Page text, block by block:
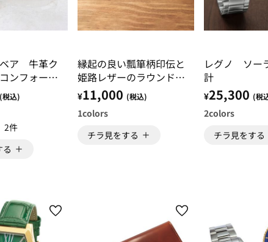
ア 牛革ク
ンフォート
(税込)
2件
る
縁起の良い瓢箪柄印伝と
姫路レザーのラウンド長
財布
¥11,000 (税込)
1colors
チラ見をする
レグノ ソー
計
¥25,300 (税
2colors
チラ見をする